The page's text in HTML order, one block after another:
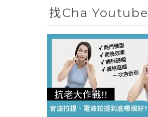
找Cha Youtube